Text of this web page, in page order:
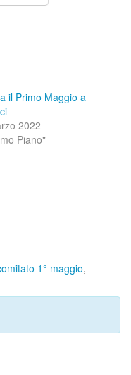
il Primo Maggio a
2022
Piano"
1° maggio,